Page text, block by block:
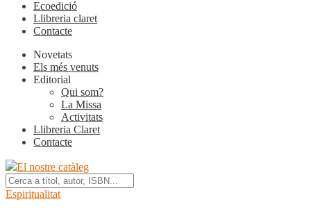
Ecoedició
Llibreria claret
Contacte
Novetats
Els més venuts
Editorial
Qui som?
La Missa
Activitats
Llibreria Claret
Contacte
El nostre catàleg
Espiritualitat